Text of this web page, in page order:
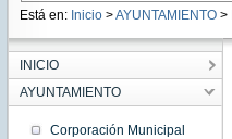
Está en: Inicio >AYUNTAMIENTO>
INICIO
AYUNTAMIENTO
Corporación Municipal